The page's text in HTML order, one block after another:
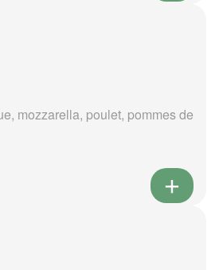
mozzarella, poulet, pommes de